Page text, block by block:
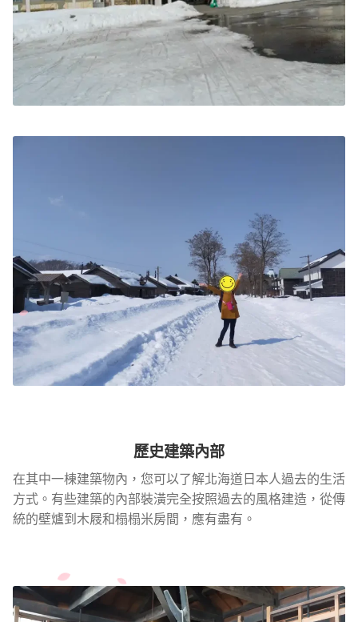
歷史建築內部
在其中一棟建築物內，您可以了解北海道日本人過去的生活
方式。有些建築的內部裝潢完全按照過去的風格建造，從傳
統的壁爐到木屐和榻榻米房間，應有盡有。